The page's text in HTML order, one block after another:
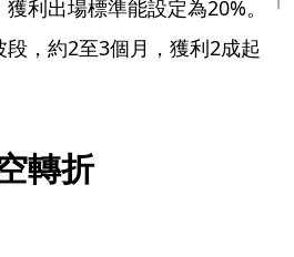
利出場標準能設定為20%。「
，約2至3個月，獲利2成起
轉折